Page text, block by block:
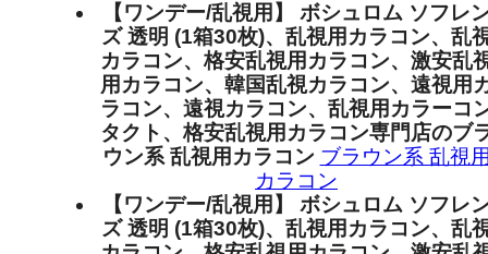
【ワンデー/乱視用】 ボシュロム ソフレ
ズ 透明 (1箱30枚)、乱視用カラコン、乱
カラコン、格安乱視用カラコン、激安乱
用カラコン、韓国乱視カラコン、遠視用
ラコン、遠視カラコン、乱視用カラーコ
タクト、格安乱視用カラコン専門店のブ
ウン系 乱視用カラコン ブラウン系 乱視
カラコン
【ワンデー/乱視用】 ボシュロム ソフレ
ズ 透明 (1箱30枚)、乱視用カラコン、乱